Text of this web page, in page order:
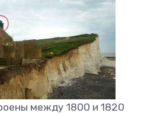
между 1800 и 1820